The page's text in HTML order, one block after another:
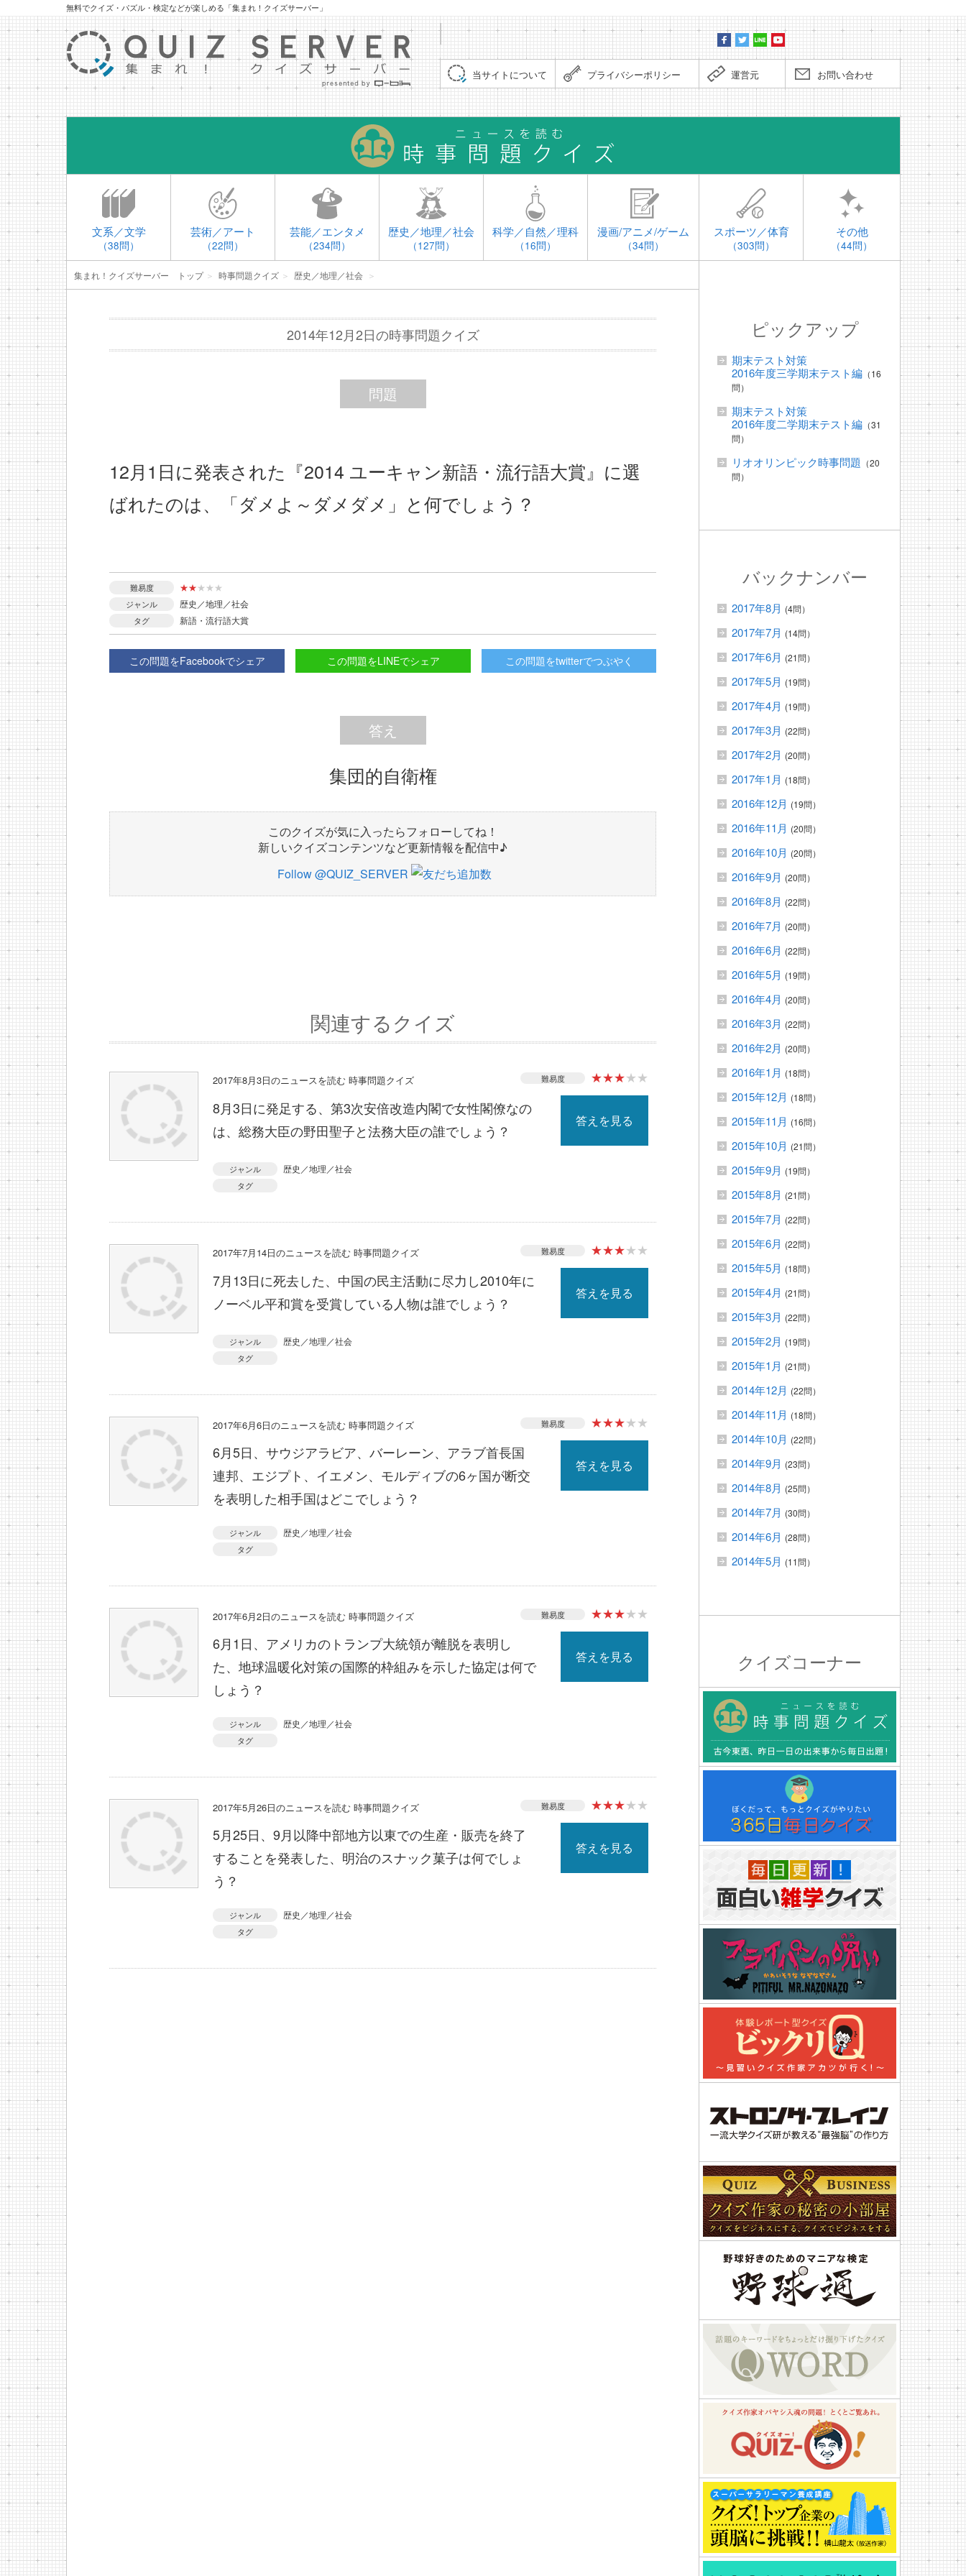
無料でクイズ・パズル・検定などが楽しめる「集まれ！クイズサーバー」
当サイトについて プライバシーポリシー 運営元 お問い合わせ
文系／文学
（38問）
芸術／アート
（22問）
芸能／エンタメ
（234問）
歴史／地理／社会
（127問）
科学／自然／理科
（16問）
漫画/アニメ/ゲーム
（34問）
スポーツ／体育
（303問）
その他
（44問）
集まれ！クイズサーバー トップ＞ 時事問題クイズ ＞ 歴史／地理／社会 ＞
2014年12月2日の時事問題クイズ
問題
12月1日に発表された『2014 ユーキャン新語・流行語大賞』に選
ばれたのは、「ダメよ～ダメダメ」と何でしょう？
難易度 ★★★ ★ ★
ジャンル 歴史／地理／社会
タグ 新語・流行語大賞
この問題をFacebookでシェア この問題をLINEでシェア この問題をtwitterでつぶやく
答え
集団的自衛権
このクイズが気に入ったらフォローしてね！
新しいクイズコンテンツなど更新情報を配信中♪
Follow @QUIZ_SERVER
関連するクイズ
2017年8月3日のニュースを読む 時事問題クイズ 難易度 ★★★★★
8月3日に発足する、第3次安倍改造内閣で女性閣僚なの
は、総務大臣の野田聖子と法務大臣の誰でしょう？
答えを見る
ジャンル 歴史／地理／社会
タグ
2017年7月14日のニュースを読む 時事問題クイズ 難易度 ★★★★★
7月13日に死去した、中国の民主活動に尽力し2010年に
ノーベル平和賞を受賞している人物は誰でしょう？
答えを見る
ジャンル 歴史／地理／社会
タグ
2017年6月6日のニュースを読む 時事問題クイズ 難易度 ★★★★★
6月5日、サウジアラビア、バーレーン、アラブ首長国
連邦、エジプト、イエメン、モルディブの6ヶ国が断交
を表明した相手国はどこでしょう？
答えを見る
ジャンル 歴史／地理／社会
タグ
2017年6月2日のニュースを読む 時事問題クイズ 難易度 ★★★★★
6月1日、アメリカのトランプ大統領が離脱を表明し
た、地球温暖化対策の国際的枠組みを示した協定は何で
しょう？
答えを見る
ジャンル 歴史／地理／社会
タグ
2017年5月26日のニュースを読む 時事問題クイズ 難易度 ★★★★★
5月25日、9月以降中部地方以東での生産・販売を終了
することを発表した、明治のスナック菓子は何でしょ
う？
答えを見る
ジャンル 歴史／地理／社会
タグ
ピックアップ
期末テスト対策
2016年度三学期末テスト編 （16
問）
期末テスト対策
2016年度二学期末テスト編 （31
問）
リオオリンピック時事問題 （20
問）
バックナンバー
2017年8月 (4問）
2017年7月 (14問）
2017年6月 (21問）
2017年5月 (19問）
2017年4月 (19問）
2017年3月 (22問）
2017年2月 (20問）
2017年1月 (18問）
2016年12月 (19問）
2016年11月 (20問）
2016年10月 (20問）
2016年9月 (20問）
2016年8月 (22問）
2016年7月 (20問）
2016年6月 (22問）
2016年5月 (19問）
2016年4月 (20問）
2016年3月 (22問）
2016年2月 (20問）
2016年1月 (18問）
2015年12月 (18問）
2015年11月 (16問）
2015年10月 (21問）
2015年9月 (19問）
2015年8月 (21問）
2015年7月 (22問）
2015年6月 (22問）
2015年5月 (18問）
2015年4月 (21問）
2015年3月 (22問）
2015年2月 (19問）
2015年1月 (21問）
2014年12月 (22問）
2014年11月 (18問）
2014年10月 (22問）
2014年9月 (23問）
2014年8月 (25問）
2014年7月 (30問）
2014年6月 (28問）
2014年5月 (11問）
クイズコーナー